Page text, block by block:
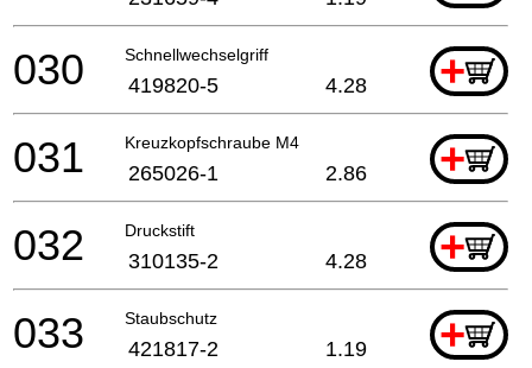
Schnellwechselgriff +
030 419820-5 4.28
Kreuzkopfschraube M4 +
031 265026-1 2.86
Druckstift +
032 310135-2 4.28
Staubschutz +
033 421817-2 1.19